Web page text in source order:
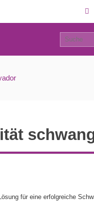
9
für eine erfolgreiche